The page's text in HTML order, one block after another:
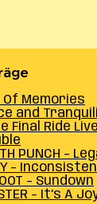
Of Memories
and
Final Ride Live
PUNCH –
–
– Sundown
– It’s A